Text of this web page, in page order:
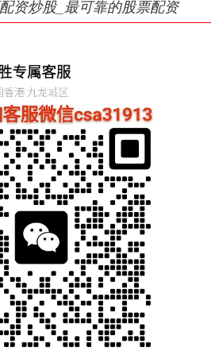
资炒股_最可靠的股票配资